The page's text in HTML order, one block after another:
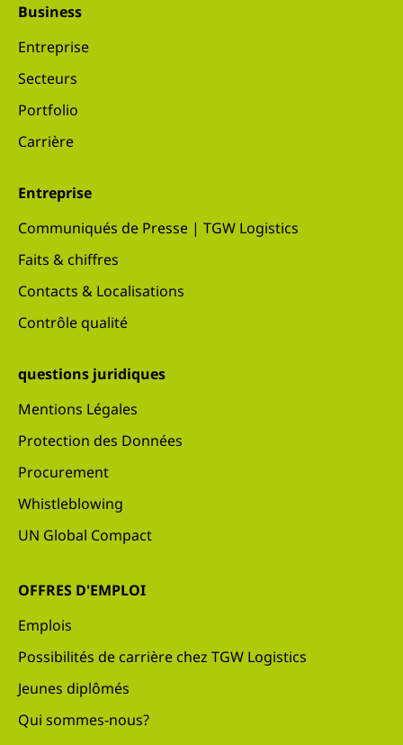
Business
Entreprise
Secteurs
Portfolio
Carrière
Entreprise
Communiqués de Presse | TGW Logistics
Faits & chiffres
Contacts & Localisations
Contrôle qualité
questions juridiques
Mentions Légales
Protection des Données
Procurement
Whistleblowing
UN Global Compact
OFFRES D'EMPLOI
Emplois
Possibilités de carrière chez TGW Logistics
Jeunes diplômés
Qui sommes-nous?